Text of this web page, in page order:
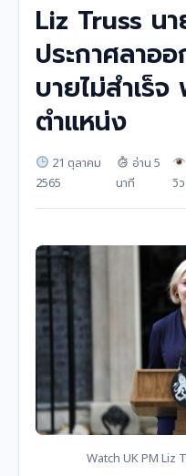
Liz Truss น
ประกาศลาอ
บายไม่สำเร็
ตำแหน่ง
21 ตุลาคม
2565
อ่าน 5
นาที
วิว
Watch UK PM Liz